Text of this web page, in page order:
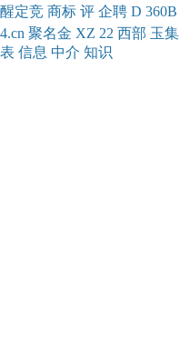
醒定竞 商标 评 企聘 D 360B
4.cn 聚名金 XZ 22 西部 玉集
表 信息 中介 知识